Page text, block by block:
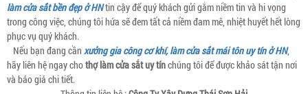
làm cửa sắt bền đẹp ở HNtin cậy để quý khách gửi gắm niềm tin và hi vọng
trong công việc, chúng tôi hứa sẽ đem tất cả niềm đam mê, nhiệt huyết hết lòng
phục vụ quý khách.
Nếu bạn đang cần xưởng gia công cơ khí, làm cửa sắt mái tôn uy tín ở HN,
hãy liên hệ ngay chothợ làm cửa sắt uy tínchúng tôi để được khảo sát tận nơi
và báo giá chi tiết.